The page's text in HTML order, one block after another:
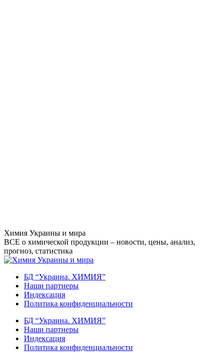
Перейти
к
содержанию
Химия Украины и мира
ВСЕ о химической продукции – новости, цены, анализ,
прогноз, статистика
БД “Украина. ХИМИЯ”
Наши партнеры
Индексация
Политика конфиденциальности
БД “Украина. ХИМИЯ”
Наши партнеры
Индексация
Политика конфиденциальности